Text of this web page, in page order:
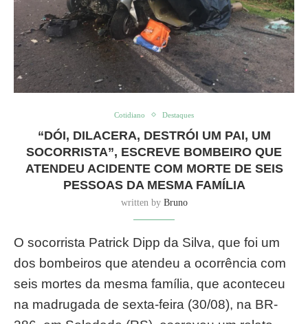
Cotidiano Destaques
“DÓI, DILACERA, DESTRÓI UM PAI, UM
SOCORRISTA”, ESCREVE BOMBEIRO QUE
ATENDEU ACIDENTE COM MORTE DE SEIS
PESSOAS DA MESMA FAMÍLIA
written by Bruno
O socorrista Patrick Dipp da Silva, que foi um
dos bombeiros que atendeu a ocorrência com
seis mortes da mesma família, que aconteceu
na madrugada de sexta-feira (30/08), na BR-